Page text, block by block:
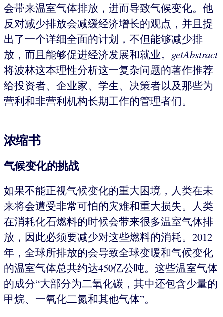
会带来温室气体排放，进而导致气候变化。他
反对减少排放会减缓经济增长的观点，并且提
出了一个详细全面的计划，不但能够减少排
放，而且能够促进经济发展和就业。 getAbstract
将波林这本理性分析这一复杂问题的著作推荐
给投资者、企业家、学生、决策者以及那些为
营利和非营利机构长期工作的管理者们。
浓缩书
气候变化的挑战
如果不能正视气候变化的重大困境，人类在未
来将会遭受非常可怕的灾难和重大损失。人类
在消耗化石燃料的时候会带来很多温室气体排
放，因此必须要减少对这些燃料的消耗。2012
年，全球所排放的会导致全球变暖和气候变化
的温室气体总共约达450亿公吨。这些温室气体
的成分“大部分为二氧化碳，其中还包含少量的
甲烷、一氧化二氮和其他气体”。